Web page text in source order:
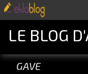
LE BLOG
gave